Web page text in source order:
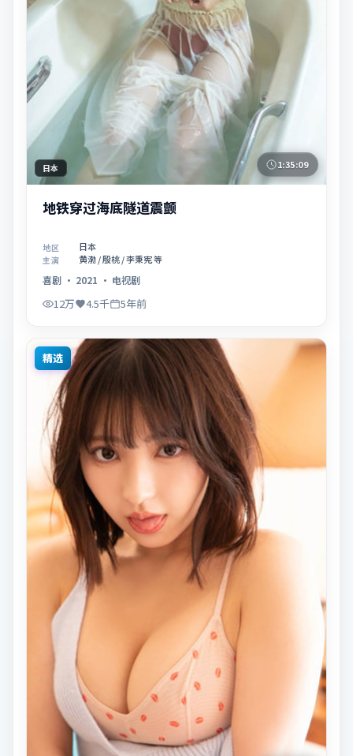
日本 1:35:09
地铁穿过海底隧道震颤
地区 日本
主演 黄渤 / 殷桃 / 李秉宪 等
喜剧 · 2021 · 电视剧
12万 4.5千 5年前
精选